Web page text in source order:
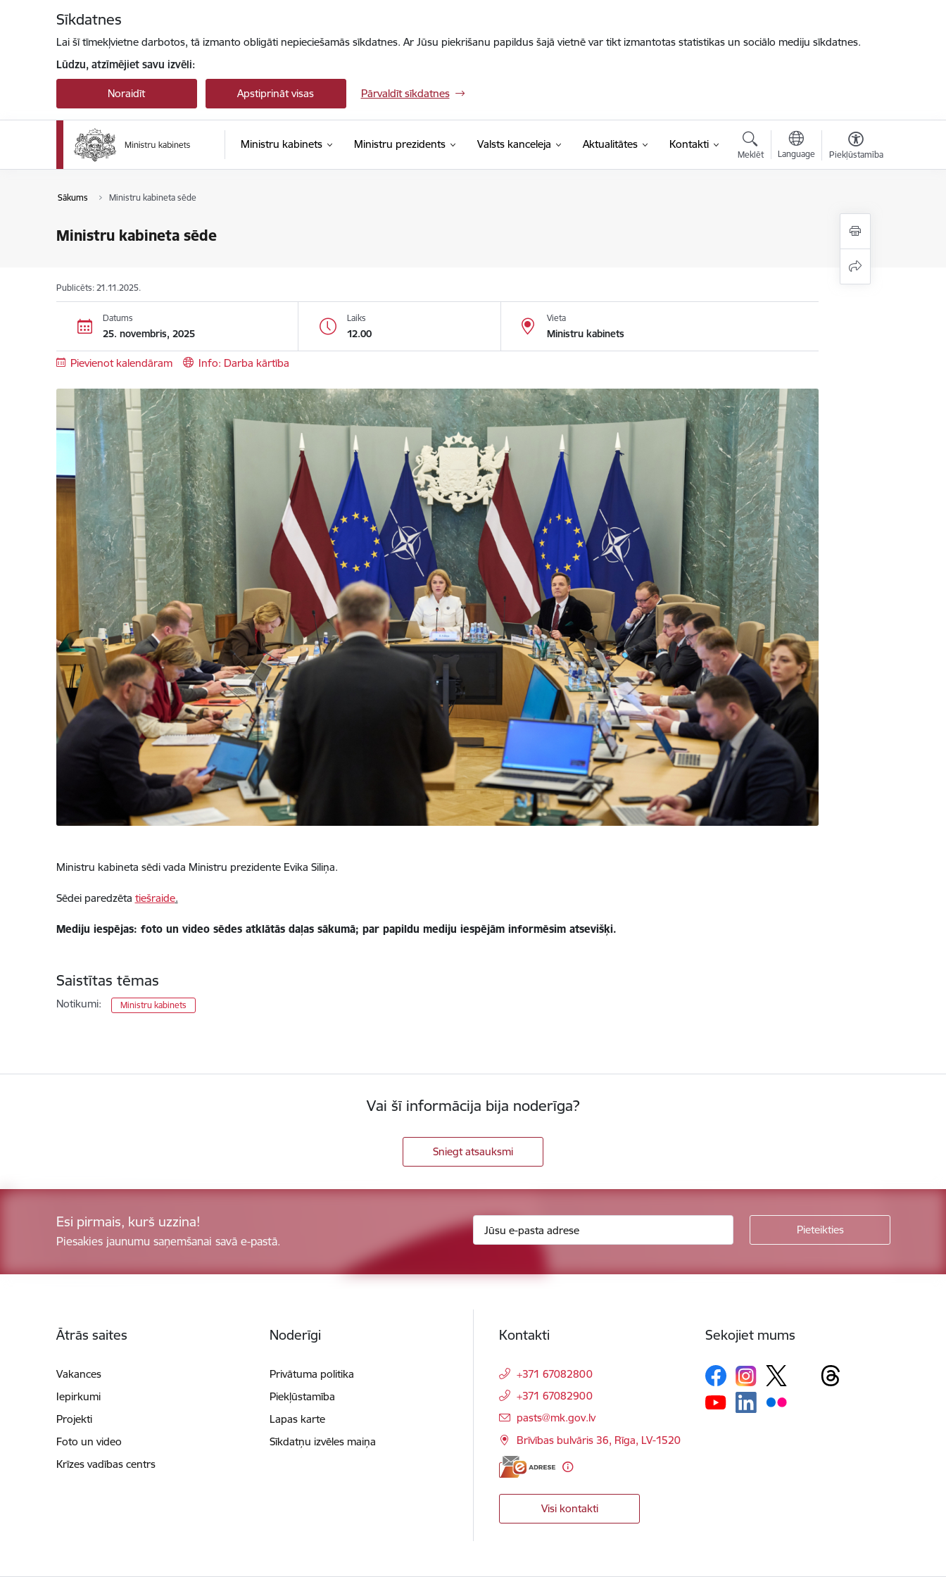
Sīkdatnes
Lai šī tīmekļvietne darbotos, tā izmanto obligāti nepieciešamās sīkdatnes. Ar Jūsu piekrišanu papildus šajā vietnē var tikt izmantotas statistikas un sociālo mediju sīkdatnes.
Lūdzu, atzīmējiet savu izvēli:
Noraidīt Apstiprināt visas Pārvaldīt sīkdatnes
Ministru kabinets Ministru prezidents Valsts kanceleja Aktualitātes Kontakti
Meklēt Language Piekļūstamība
Sākums Ministru kabineta sēde
Ministru kabineta sēde
Publicēts: 21.11.2025.
Datums
25. novembris, 2025
Laiks
12.00
Vieta
Ministru kabinets
Pievienot kalendāram Info: Darba kārtība
Ministru kabineta sēdi vada Ministru prezidente Evika Siliņa.
Sēdei paredzēta tiešraide.
Mediju iespējas: foto un video sēdes atklātās daļas sākumā; par papildu mediju iespējām informēsim atsevišķi.
Saistītas tēmas
Notikumi: Ministru kabinets
Vai šī informācija bija noderīga?
Sniegt atsauksmi
Esi pirmais, kurš uzzina!
Piesakies jaunumu saņemšanai savā e-pastā.
Ātrās saites
Vakances
Iepirkumi
Projekti
Foto un video
Krīzes vadības centrs
Noderīgi
Privātuma politika
Piekļūstamība
Lapas karte
Sīkdatņu izvēles maiņa
Kontakti
+371 67082800
+371 67082900
E-pasts:
pasts@mk.gov.lv
Brīvības bulvāris 36, Rīga, LV-1520
Visi kontakti
Sekojiet mums